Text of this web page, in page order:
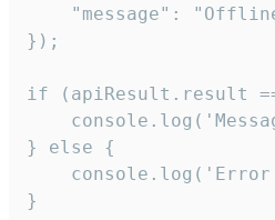
"message":
});
if (apiResult.result
} else {
}